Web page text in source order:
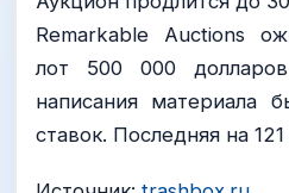
Remarkable Auctions
лот 500 000
написания материала
ставок. Последняя на